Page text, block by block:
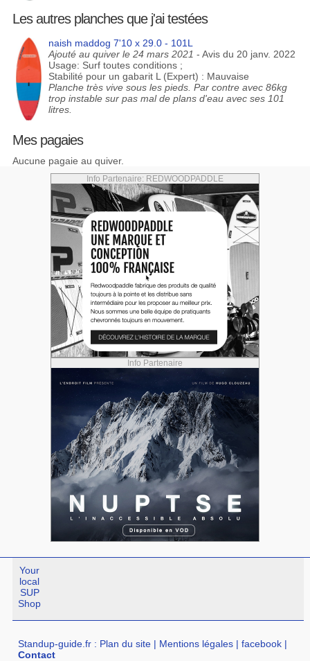
Les autres planches que j'ai testées
naish maddog 7'10 x 29.0 - 101L
Ajouté au quiver le 24 mars 2021 - Avis du 20 janv. 2022
Usage: Surf toutes conditions ;
Stabilité pour un gabarit L (Expert) : Mauvaise
Planche très vive sous les pieds. Par contre avec 86kg
trop instable sur pas mal de plans d'eau avec ses 101
litres.
Mes pagaies
Aucune pagaie au quiver.
Info Partenaire: REDWOODPADDLE
Info Partenaire
Your
local
SUP
Shop
Standup-guide.fr : Plan du site | Mentions légales |facebook |
Contact